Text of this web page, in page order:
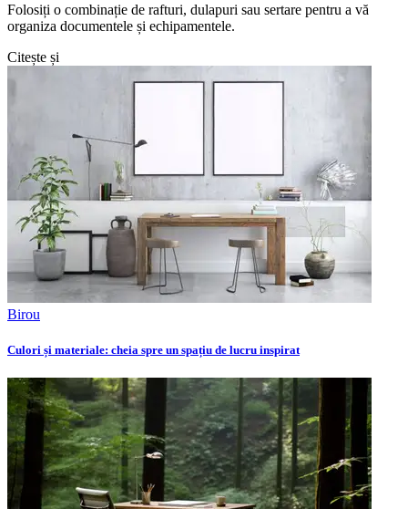
Folosiți o combinație de rafturi, dulapuri sau sertare pentru a vă
organiza documentele și echipamentele.
Citește și
Birou
Culori și materiale: cheia spre un spațiu de lucru inspirat